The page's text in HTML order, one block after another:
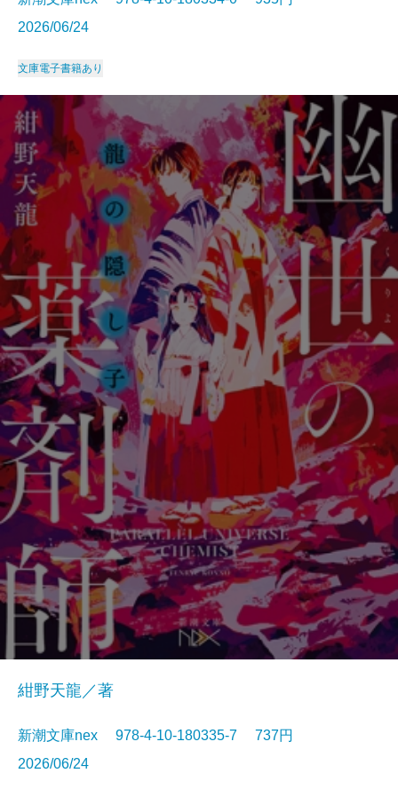
2026/06/24
文庫電子書籍あり
紺野天龍／著
新潮文庫nex 978-4-10-180335-7 737円
2026/06/24